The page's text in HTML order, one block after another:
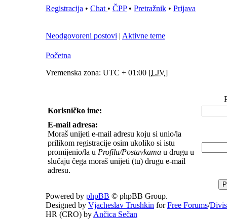
Registracija • Chat • ČPP• Pretražnik • Prijava
Neodgovoreni postovi | Aktivne teme
Početna
Vremenska zona: UTC + 01:00 [LJV]
Korisničko ime:
E-mail adresa:
Moraš unijeti e-mail adresu koju si unio/la
prilikom registracije osim ukoliko si istu
promijenio/la u Profilu/Postavkama u drugu u
slučaju čega moraš unijeti (tu) drugu e-mail
adresu.
Powered by phpBB © phpBB Group.
Designed by Vjacheslav Trushkin forFree Forums/
HR (CRO) by Ančica Sečan